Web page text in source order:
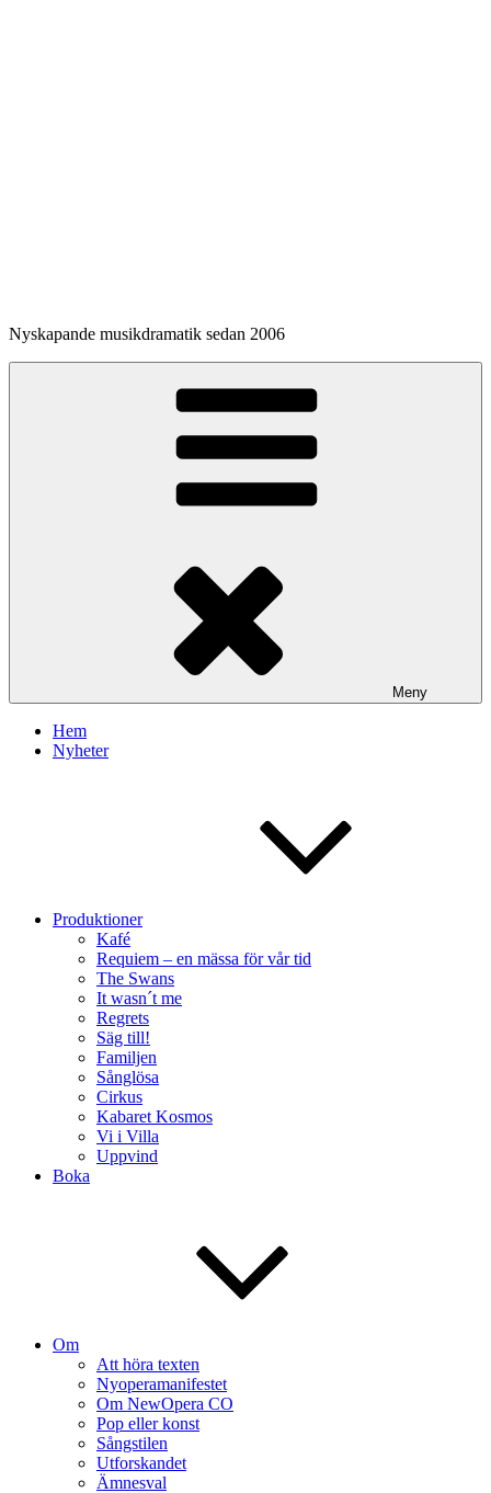
Nyskapande musikdramatik sedan 2006
Meny
Hem
Nyheter
Produktioner
Kafé
Requiem – en mässa för vår tid
The Swans
It wasn´t me
Regrets
Säg till!
Familjen
Sånglösa
Cirkus
Kabaret Kosmos
Vi i Villa
Uppvind
Boka
Om
Att höra texten
Nyoperamanifestet
Om NewOpera CO
Pop eller konst
Sångstilen
Utforskandet
Ämnesval